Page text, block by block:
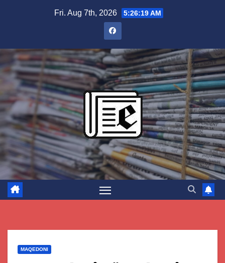
Fri. Aug 7th, 2026 5:26:20 AM
MAQEDONI